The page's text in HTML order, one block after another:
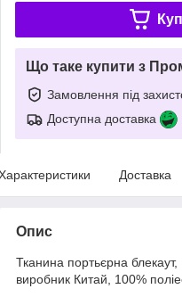
Що таке купити з
Замовлення під
Доступна доставка
Доставка
Опис
Тканина портьєрна
виробник Китай, 100%